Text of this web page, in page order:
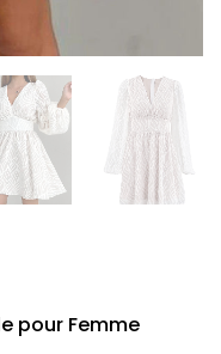
pour Femme